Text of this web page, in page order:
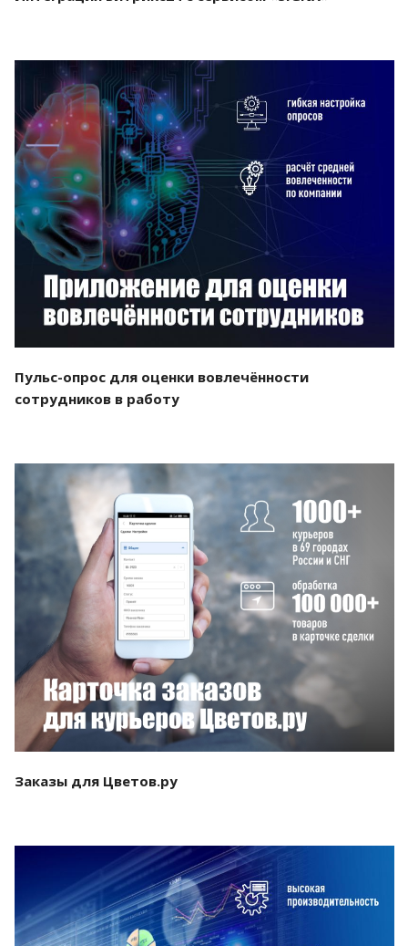
Смотреть проект
Пульс-опрос для оценки вовлечённости
сотрудников в работу
Смотреть проект
Заказы для Цветов.ру